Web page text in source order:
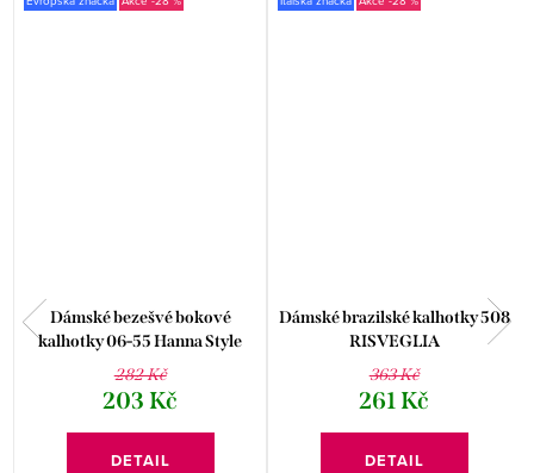
Dámské bezešvé bokové
kalhotky 06-55 Hanna Style
282 Kč
203 Kč
DETAIL
Dámské brazilské kalhotky 508
RISVEGLIA
363 Kč
261 Kč
DETAIL